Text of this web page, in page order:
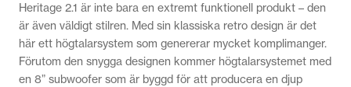
Heritage 2.1 är inte bara en extremt funktionell produkt – den
är även väldigt stilren. Med sin klassiska retro design är det
här ett högtalarsystem som genererar mycket komplimanger.
Förutom den snygga designen kommer högtalarsystemet med
en 8” subwoofer som är byggd för att producera en djup